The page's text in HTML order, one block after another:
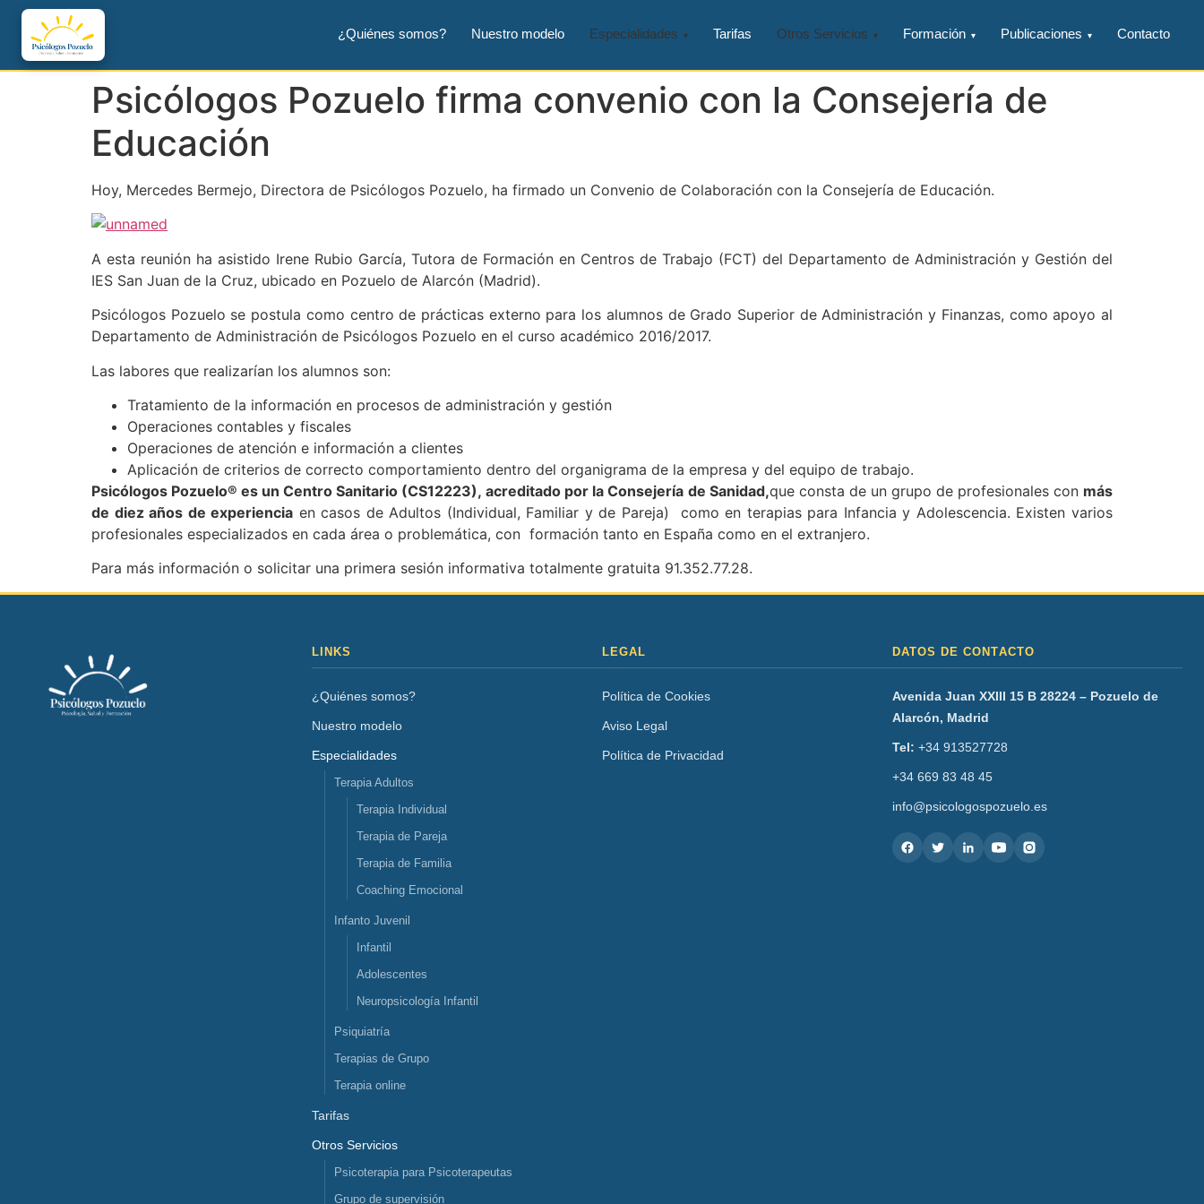
¿Quiénes somos? Nuestro modelo Especialidades Tarifas Otros Servicios Formación Publicaciones Contacto
Psicólogos Pozuelo firma convenio con la Consejería de
Educación
Hoy, Mercedes Bermejo, Directora de Psicólogos Pozuelo, ha firmado un Convenio de Colaboración con la Consejería de Educación.
A esta reunión ha asistido Irene Rubio García, Tutora de Formación en Centros de Trabajo (FCT) del Departamento de Administración y Gestión del
IES San Juan de la Cruz, ubicado en Pozuelo de Alarcón (Madrid).
Psicólogos Pozuelo se postula como centro de prácticas externo para los alumnos de Grado Superior de Administración y Finanzas, como apoyo al
Departamento de Administración de Psicólogos Pozuelo en el curso académico 2016/2017.
Las labores que realizarían los alumnos son:
Tratamiento de la información en procesos de administración y gestión
Operaciones contables y fiscales
Operaciones de atención e información a clientes
Aplicación de criterios de correcto comportamiento dentro del organigrama de la empresa y del equipo de trabajo.
Psicólogos Pozuelo® es un Centro Sanitario (CS12223), acreditado por la Consejería de Sanidad,que consta de un grupo de profesionales con más
de diez años de experiencia en casos de Adultos (Individual, Familiar y de Pareja) como en terapias para Infancia y Adolescencia. Existen varios
profesionales especializados en cada área o problemática, con formación tanto en España como en el extranjero.
Para más información o solicitar una primera sesión informativa totalmente gratuita 91.352.77.28.
LINKS
¿Quiénes somos?
Nuestro modelo
Especialidades
Terapia Adultos
Terapia Individual
Terapia de Pareja
Terapia de Familia
Coaching Emocional
Infanto Juvenil
Infantil
Adolescentes
Neuropsicología Infantil
Psiquiatría
Terapias de Grupo
Terapia online
Tarifas
Otros Servicios
Psicoterapia para Psicoterapeutas
Grupo de supervisión
LEGAL
Política de Cookies
Aviso Legal
Política de Privacidad
DATOS DE CONTACTO
Avenida Juan XXIII 15 B 28224 – Pozuelo de
Alarcón, Madrid
Tel: +34 913527728
+34 669 83 48 45
info@psicologospozuelo.es